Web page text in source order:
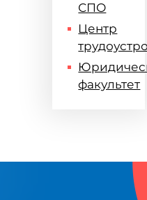
СПО
Центр
факультет